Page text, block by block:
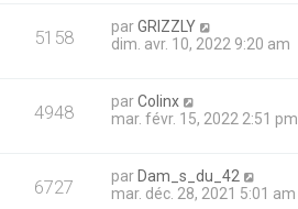
5158 parGRIZZLY
dim. avr. 10, 2022 9:20 am
4948 parColinx
mar. févr. 15, 2022 2:51 pm
6727 par Dam_s_du_42
mar. déc. 28, 2021 5:01 am